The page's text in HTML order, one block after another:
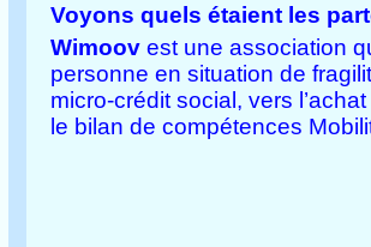
Voyons quels étaient les
Wimoovest une association
personne en situation de
micro-crédit social, vers
le bilan de compétences